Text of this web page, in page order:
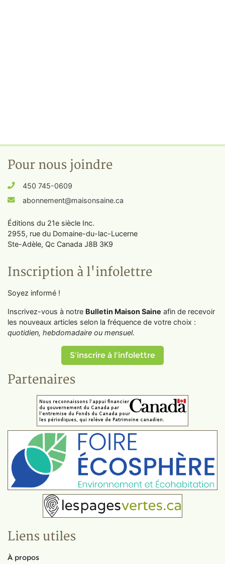
Pour nous joindre
450 745-0609
abonnement@maisonsaine.ca
Éditions du 21e siècle Inc.
2955, rue du Domaine-du-lac-Lucerne
Ste-Adèle, Qc Canada J8B 3K9
Inscription à l'infolettre
Soyez informé !
Inscrivez-vous à notre Bulletin Maison Saine afin de recevoir
les nouveaux articles selon la fréquence de votre choix :
quotidien, hebdomadaire ou mensuel.
S'inscrire à l'infolettre
Partenaires
Liens utiles
À propos